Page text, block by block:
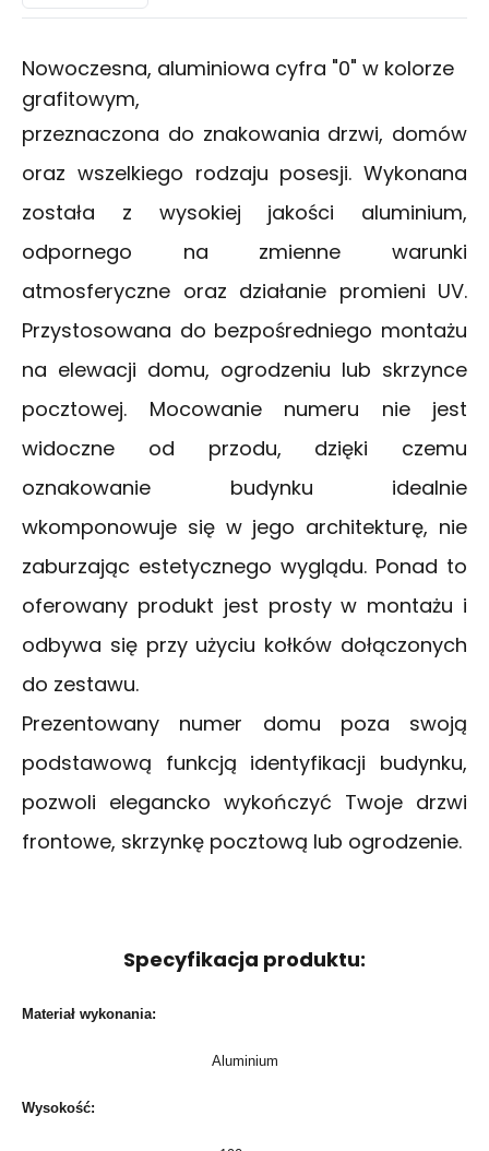
Nowoczesna, aluminiowa cyfra "0" w kolorze
grafitowym,
przeznaczona do znakowania drzwi, domów
oraz wszelkiego rodzaju posesji. Wykonana
została z wysokiej jakości aluminium,
odpornego na zmienne warunki
atmosferyczne oraz działanie promieni UV.
Przystosowana do bezpośredniego montażu
na elewacji domu, ogrodzeniu lub skrzynce
pocztowej. Mocowanie numeru nie jest
widoczne od przodu, dzięki czemu
oznakowanie budynku idealnie
wkomponowuje się w jego architekturę, nie
zaburzając estetycznego wyglądu. Ponad to
oferowany produkt jest prosty w montażu i
odbywa się przy użyciu kołków dołączonych
do zestawu.
Prezentowany numer domu poza swoją
podstawową funkcją identyfikacji budynku,
pozwoli elegancko wykończyć Twoje drzwi
frontowe, skrzynkę pocztową lub ogrodzenie.
Specyfikacja produktu:
Materiał wykonania:
Aluminium
Wysokość: